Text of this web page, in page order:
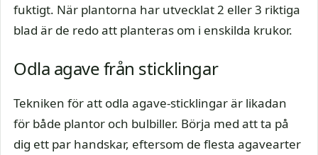
fuktigt. När plantorna har utvecklat 2 eller 3 riktiga
blad är de redo att planteras om i enskilda krukor.
Odla agave från sticklingar
Tekniken för att odla agave-sticklingar är likadan
för både plantor och bulbiller. Börja med att ta på
dig ett par handskar, eftersom de flesta agavearter